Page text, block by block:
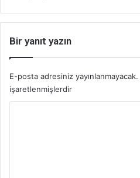
Bir yanıt yazın
E-posta adresiniz yayınlanmayacak.
işaretlenmişlerdir